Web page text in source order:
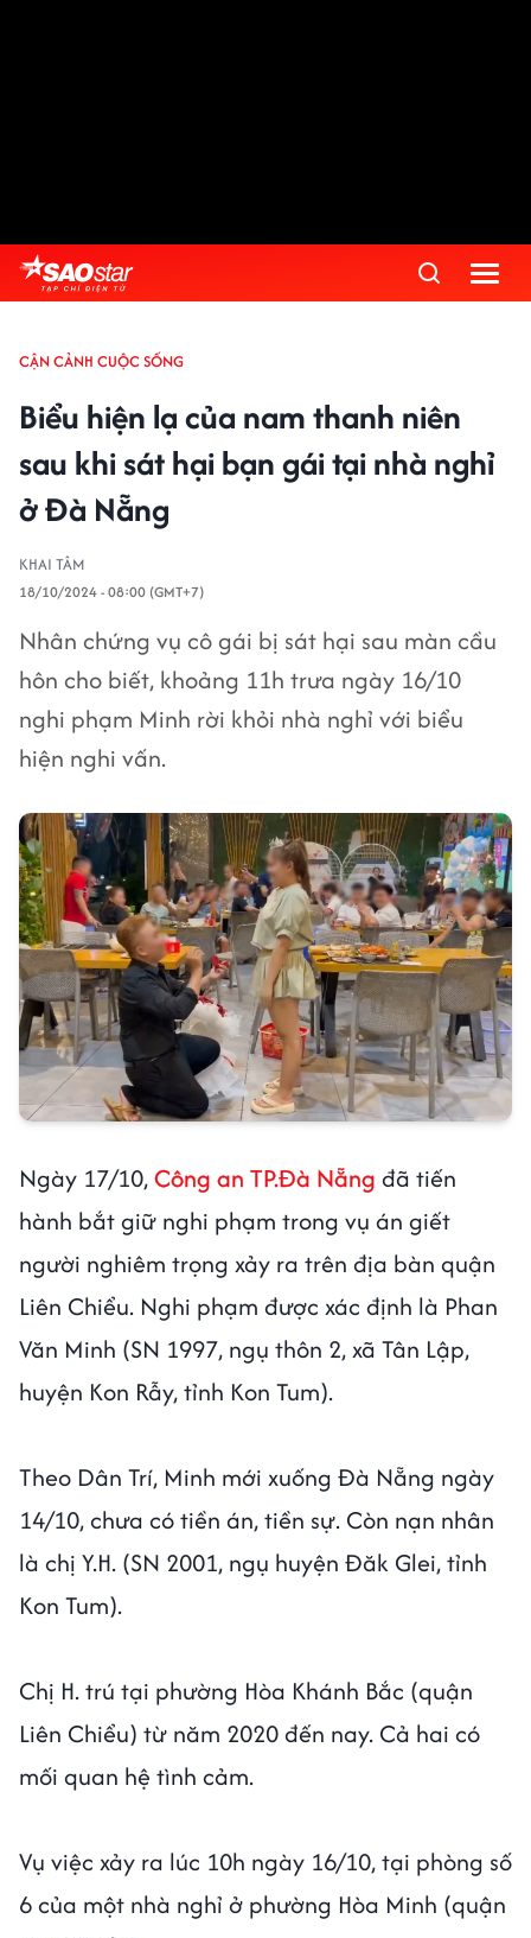
CẬN CẢNH CUỘC SỐNG
Biểu hiện lạ của nam thanh niên
sau khi sát hại bạn gái tại nhà nghỉ
ở Đà Nẵng
KHAI TÂM
18/10/2024 - 08:00 (GMT+7)
Nhân chứng vụ cô gái bị sát hại sau màn cầu
hôn cho biết, khoảng 11h trưa ngày 16/10
nghi phạm Minh rời khỏi nhà nghỉ với biểu
hiện nghi vấn.
Ngày 17/10,Công an TP.Đà Nẵng đã tiến
hành bắt giữ nghi phạm trong vụ án giết
người nghiêm trọng xảy ra trên địa bàn quận
Liên Chiểu. Nghi phạm được xác định là Phan
Văn Minh (SN 1997, ngụ thôn 2, xã Tân Lập,
huyện Kon Rẫy, tỉnh Kon Tum).
Theo Dân Trí, Minh mới xuống Đà Nẵng ngày
14/10, chưa có tiền án, tiền sự. Còn nạn nhân
là chị Y.H. (SN 2001, ngụ huyện Đăk Glei, tỉnh
Kon Tum).
Chị H. trú tại phường Hòa Khánh Bắc (quận
Liên Chiểu) từ năm 2020 đến nay. Cả hai có
mối quan hệ tình cảm.
Vụ việc xảy ra lúc 10h ngày 16/10, tại phòng số
6 của một nhà nghỉ ở phường Hòa Minh (quận